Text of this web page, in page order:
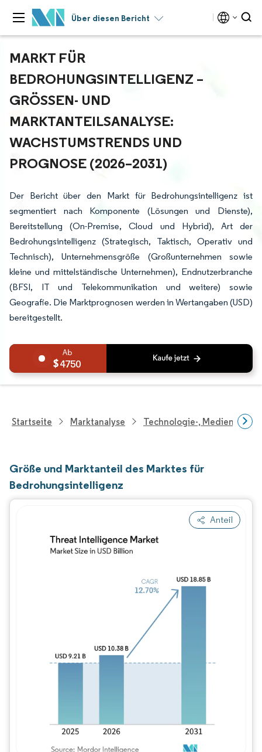
Über diesen Bericht
MARKT FÜR
BEDROHUNGSINTELLIGENZ –
GRÖSSEN- UND M
ARKTANTEILSANALYSE: W
ACHSTUMSTRENDS UND P
ROGNOSE (2026–2031)
Der Bericht über den Markt für Bedrohungsintelligenz ist
segmentiert nach Komponente (Lösungen und Dienste),
Bereitstellung (On-Premise, Cloud und Hybrid), Art der
Bedrohungsintelligenz (Strategisch, Taktisch, Operativ und
Technisch), Unternehmensgröße (Großunternehmen sowie
kleine und mittelständische Unternehmen), Endnutzerbranche
(BFSI, IT und Telekommunikation und weitere) sowie
Geografie. Die Marktprognosen werden in Wertangaben (USD)
bereitgestellt.
4750
Startseite Marktanalyse Technologie-, Medien- Und
Größe und Marktanteil des Marktes für
Bedrohungsintelligenz
Anteil
Bild © Mordor Intelligence.